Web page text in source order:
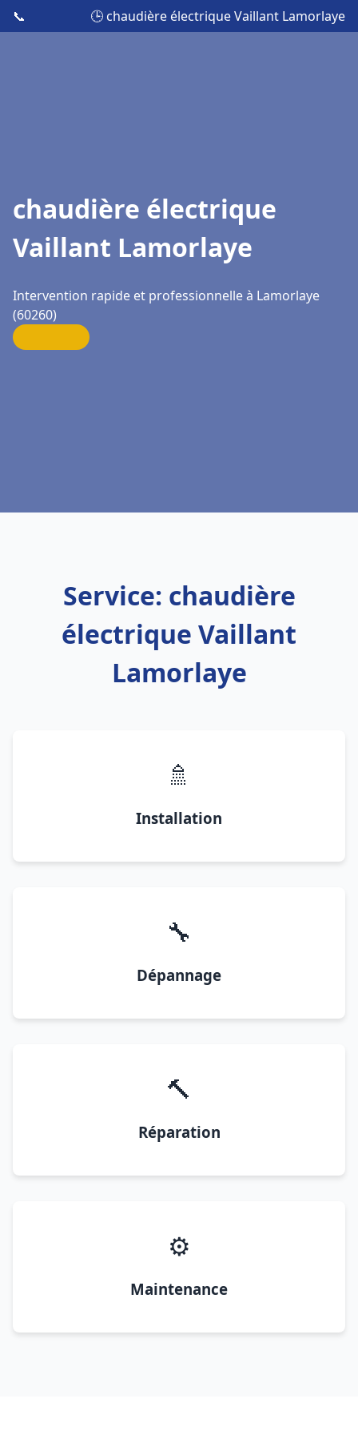
📞 🕒 chaudière électrique Vaillant Lamorlaye
chaudière électrique
Vaillant Lamorlaye
Intervention rapide et professionnelle à Lamorlaye
(60260)
Service: chaudière
électrique Vaillant
Lamorlaye
🚿
Installation
🔧
Dépannage
🔨
Réparation
⚙️
Maintenance